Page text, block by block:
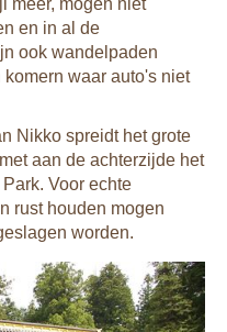
meer, mogen niet
en in al de
ook wandelpaden
waar auto's niet
Nikko spreidt het grote
aan de achterzijde het
Voor echte
rust houden mogen
worden.